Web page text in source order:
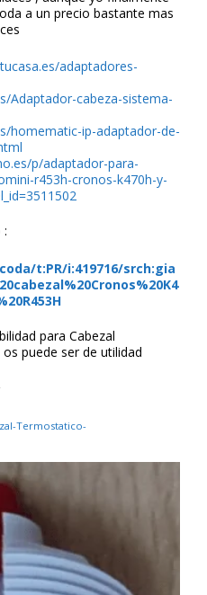
a un precio bastante mas
adaptadores-
Adaptador-cabeza-sistema-
homematic-ip-adaptador-de-
p/adaptador-para-
r453h-cronos-k470h-y-
:
t:PR/i:419716/srch:gia
para Cabezal
puede ser de utilidad
Termostatico-